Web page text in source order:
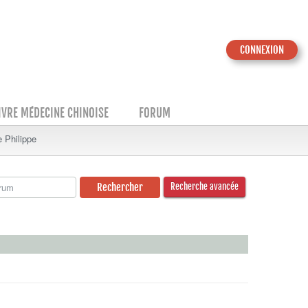
CONNEXION
MÉDECINE CHINOISE FORUM
Philippe
Recherche avancée